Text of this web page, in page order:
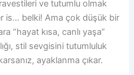
ve tutumlu olmak
is… belki! Ama çok düşük bir
“hayat kısa, canlı yaşa”
stil sevgisini tutumluluk
ayaklanma çıkar.